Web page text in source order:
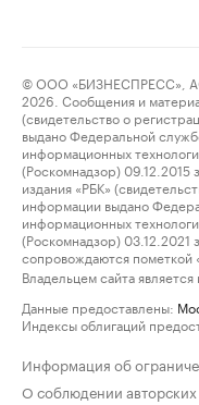
© ООО «БИЗНЕСПРЕСС»,
2026. Сообщения и
(свидетельство о
выдано Федеральной
информационных
(Роскомнадзор)
издания «РБК»
информации выдано
информационных
(Роскомнадзор)
сопровождаются пометкой
Владельцем сайта
Данные предоставлены:
Индексы облигаций
Информация об
О соблюдении авторских